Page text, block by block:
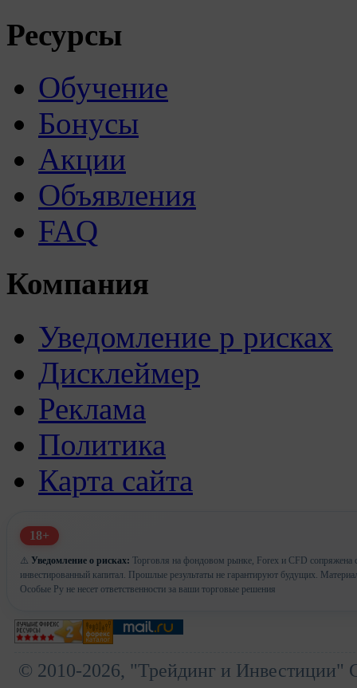
Ресурсы
Обучение
Бонусы
Акции
Объявления
FAQ
Компания
Уведомление р рисках
Дисклеймер
Реклама
Политика
Карта сайта
18+
⚠️ Уведомление о рисках: Торговля на фондовом рынке, Forex и CFD сопряжена
инвестированный капитал. Прошлые результаты не гарантируют будущих.
Особые Ру не несет ответственности за ваши торговые решения
© 2010-2026, "Трейдинг и Инвестиции"